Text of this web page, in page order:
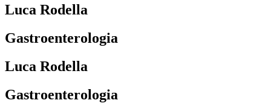
Luca Rodella
Gastroenterologia
Luca Rodella
Gastroenterologia